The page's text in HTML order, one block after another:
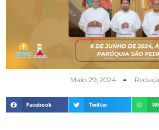
Maio 29, 2024
Facebook Twitter